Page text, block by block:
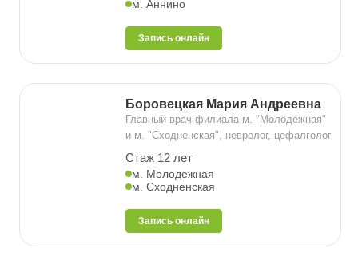
м. Аннино
Запись онлайн
Боровецкая Мария Андреевна
Главный врач филиала м. "Молодежная"
и м. "Сходненская", невролог, цефалголог
Стаж 12 лет
м. Молодежная
м. Сходненская
Запись онлайн